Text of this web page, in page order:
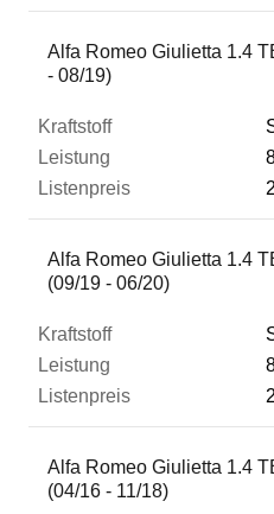
Alfa Romeo Giulietta 1.4
- 08/19)
Alfa Romeo Giulietta 1.4
(09/19 - 06/20)
Alfa Romeo Giulietta 1.4
(04/16 - 11/18)